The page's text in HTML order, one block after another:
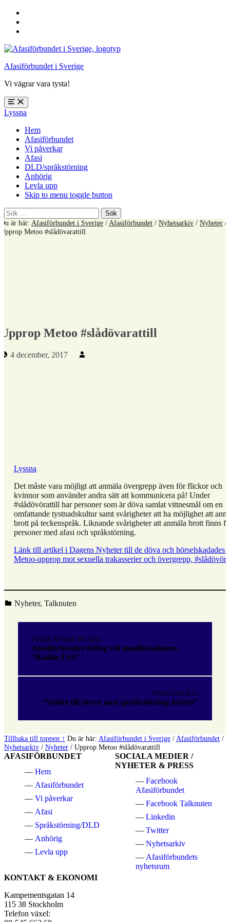
sidfoten
Afasiförbundet i Sverige
Vi vägrar vara tysta!
Öppna
meny:
%s
Lyssna
Hem
Afasiförbundet
Vi påverkar
Afasi
DLD/språkstörning
Anhörig
Levla upp
Skip to menu toggle button
Sök
efter:
Du är här: Afasiförbundet i Sverige /Afasiförbundet / Nyhetsarkiv / Nyheter /
Upprop Metoo #slådövarattill
Upprop Metoo #slådövarattill
Publicerad den:
4 december, 2017
Lyssna
Det måste vara möjligt att anmäla övergrepp även för flickor och
kvinnor som använder andra sätt att kommunicera på! Under
#slådövörattill har personer som är döva samlat vittnesmål om en
omfattande tystnadskultur samt svårigheter att ha möjlighet att
brott på teckenspråk. Liknande svårigheter att anmäla brott finns
personer med afasi och språkstörning.
Länk till artikel i Dagens Nyheter till de döva och hörselskadades
Metoo-upprop mot sexuella trakasserier och övergrepp,
Kategoriserad i:
Nyheter, Talknuten
tillbaka
huvudnavigeringen
FÖREGÅENDE INLÄGG
Afasiförbundet deltog vid manifestationen
“Rädda LSS”
NÄSTA INLÄGG
“Stödet till elever med språkstörning brister”
Tillbaka till toppen ↑ Du är här: Afasiförbundet i Sverige / Afasiförbundet /
Nyhetsarkiv / Nyheter / Upprop Metoo #slådövarattill
AFASIFÖRBUNDET
Hem
Afasiförbundet
Vi påverkar
Afasi
Språkstörning/DLD
Anhörig
Levla upp
SOCIALA MEDIER /
NYHETER & PRESS
Facebook
Afasiförbundet
Facebook Talknuten
Linkedin
Twitter
Nyhetsarkiv
Afasiförbundets
nyhetsrum
KONTAKT & EKONOMI
Kampementsgatan 14
115 38 Stockholm
Telefon växel: